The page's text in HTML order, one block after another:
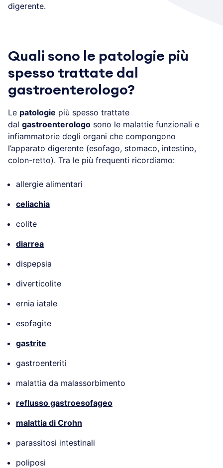
digerente.
Quali sono le patologie più
spesso trattate dal
gastroenterologo?
Le patologie più spesso trattate
dal gastroenterologo sono le malattie funzionali e
infiammatorie degli organi che compongono
l’apparato digerente (esofago, stomaco, intestino,
colon-retto). Tra le più frequenti ricordiamo:
allergie alimentari
celiachia
colite
diarrea
dispepsia
diverticolite
ernia iatale
esofagite
gastrite
gastroenteriti
malattia da malassorbimento
reflusso gastroesofageo
malattia di Crohn
parassitosi intestinali
poliposi